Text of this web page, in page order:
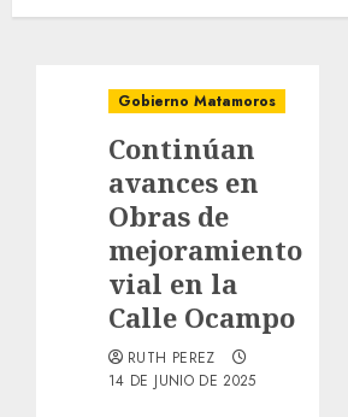
Gobierno Matamoros
Continúan
avances en
Obras de
mejoramiento
vial en la
Calle Ocampo
RUTH PEREZ
14 DE JUNIO DE 2025